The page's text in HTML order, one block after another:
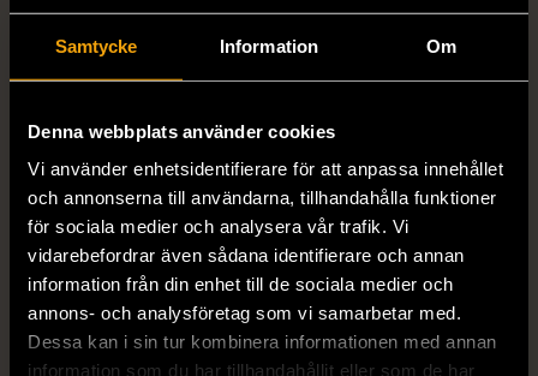
Samtycke Information Om
Denna webbplats använder cookies
Vi använder enhetsidentifierare för att anpassa innehållet
och annonserna till användarna, tillhandahålla funktioner
för sociala medier och analysera vår trafik. Vi
vidarebefordrar även sådana identifierare och annan
information från din enhet till de sociala medier och
annons- och analysföretag som vi samarbetar med.
Dessa kan i sin tur kombinera informationen med annan
information som du har tillhandahållit eller som de har
1/5
H&M
H&M - Leopardmönstrad
volangklänning
1/5
H&M
H&M - Plisserad midikjol
med resårmidja -
Salviagrön